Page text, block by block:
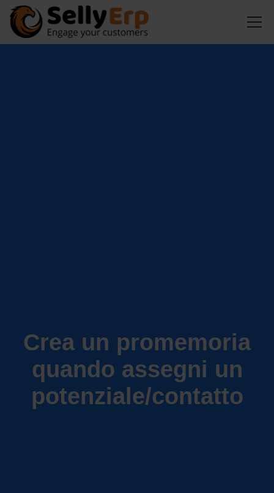
Crea un promemoria
quando assegni un
potenziale/contatto